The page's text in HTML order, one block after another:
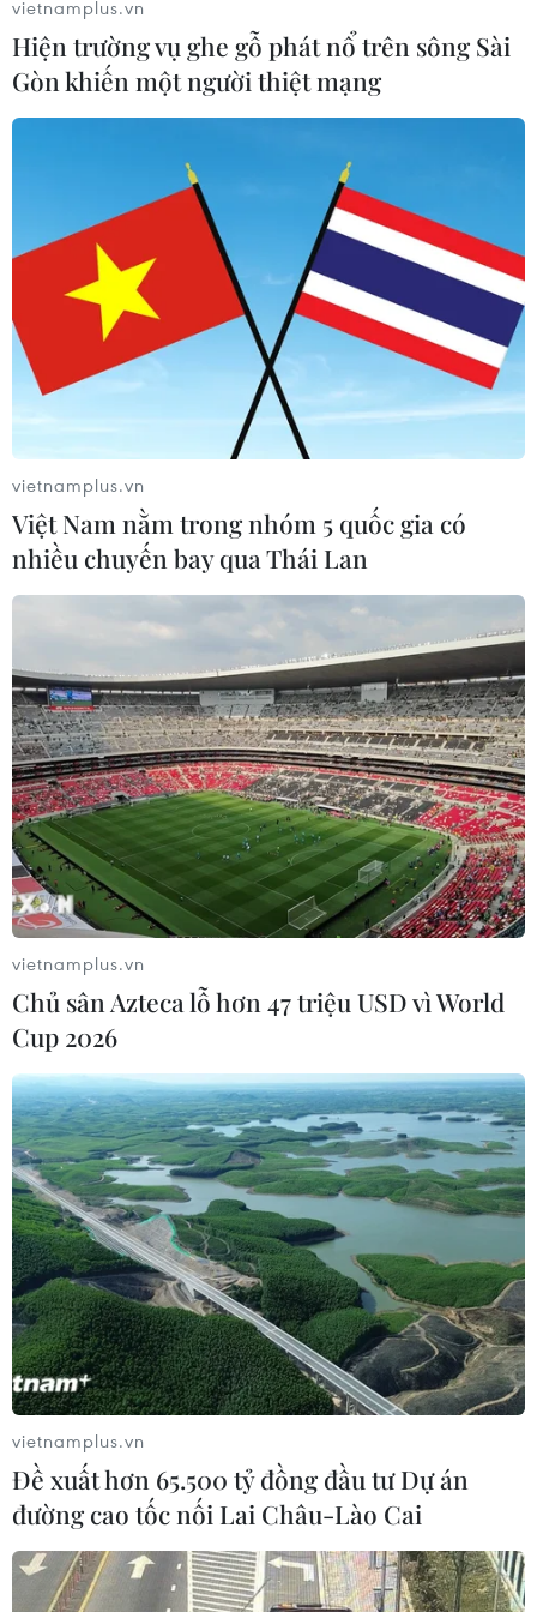
Chính phủ Burkina Faso thông báo phá
một âm mưu đảo chính
Burkina Faso đã ngăn chặn một âm mưu đảo chính hồi
đầu tháng này, thủ phạm là lực lượng trung thành với
nhà lãnh đạo bị lật đổ Blaise Compaore.
vietnamplus.vn
Hiện trường vụ ghe gỗ phát nổ trên sông Sài
Gòn khiến một người thiệt mạng
vietnamplus.vn
Việt Nam nằm trong nhóm 5 quốc gia có
nhiều chuyến bay qua Thái Lan
vietnamplus.vn
Chủ sân Azteca lỗ hơn 47 triệu USD vì World
Cup 2026
vietnamplus.vn
Đề xuất hơn 65.500 tỷ đồng đầu tư Dự án
đường cao tốc nối Lai Châu-Lào Cai